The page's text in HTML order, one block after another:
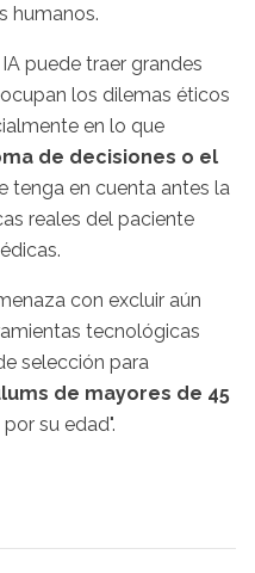
humanos.
puede traer grandes
los dilemas éticos
en lo que
de decisiones o el
tenga en cuenta antes la
reales del paciente
con excluir aún
tecnológicas
selección para
de mayores de 45
por su edad".